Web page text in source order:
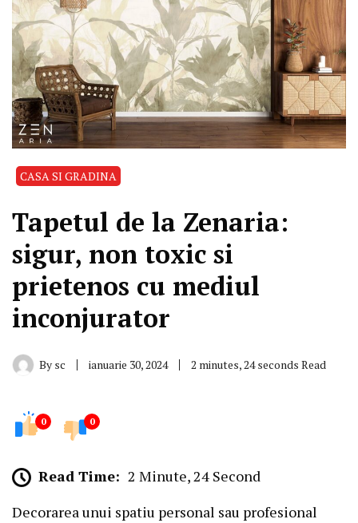
CASA SI GRADINA
Tapetul de la Zenaria:
sigur, non toxic si
prietenos cu mediul
inconjurator
By sc ianuarie 30, 2024 2 minutes, 24 seconds Read
0 0
Read Time: 2 Minute, 24 Second
Decorarea unui spatiu personal sau profesional